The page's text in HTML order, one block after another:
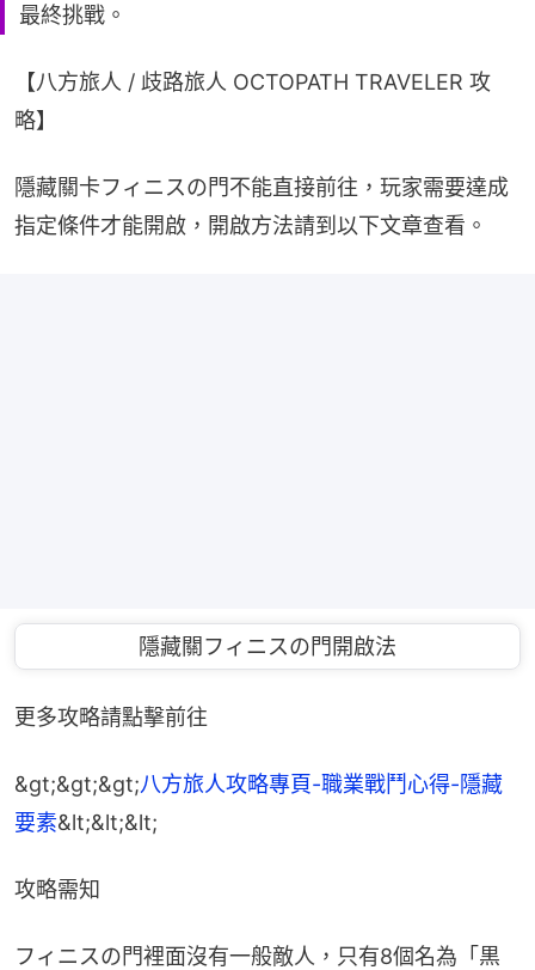
最終挑戰。
【八方旅人 / 歧路旅人 OCTOPATH TRAVELER 攻
略】
隱藏關卡フィニスの門不能直接前往，玩家需要達成
指定條件才能開啟，開啟方法請到以下文章查看。
隱藏關フィニスの門開啟法
更多攻略請點擊前往
&gt;&gt;&gt;八方旅人攻略專頁-職業戰鬥心得-隱藏
要素&lt;&lt;&lt;
攻略需知
フィニスの門裡面沒有一般敵人，只有8個名為「黒